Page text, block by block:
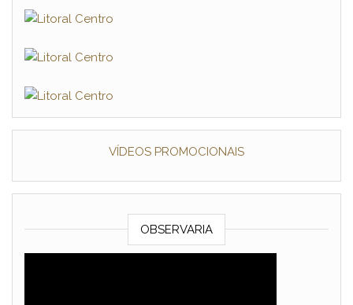
VÍDEOS PROMOCIONAIS
OBSERVARIA